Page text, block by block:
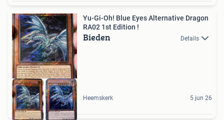
Yu-Gi-Oh! Blue Eyes Alternative Dragon
RA02 1st Edition !
Bieden Details
Heemskerk 5 jun 26